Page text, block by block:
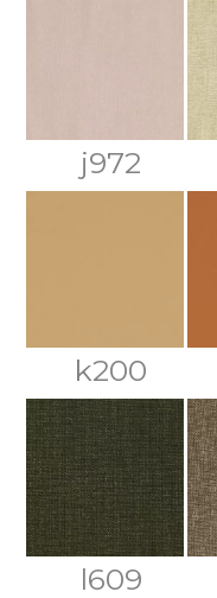
j972
k200
l609